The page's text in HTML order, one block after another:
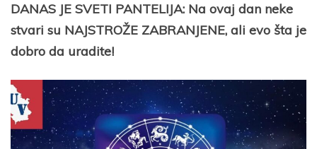
DANAS JE SVETI PANTELIJA: Na ovaj dan neke
stvari su NAJSTROŽE ZABRANJENE, ali evo šta je
dobro da uradite!